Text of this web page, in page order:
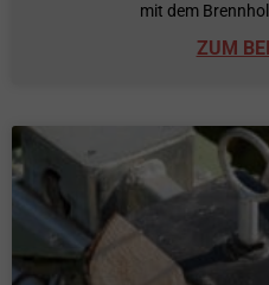
mit dem
ZUM